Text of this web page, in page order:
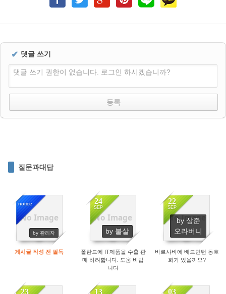
✔ 댓글 쓰기
댓글 쓰기 권한이 없습니다. 로그인 하시겠습니까?
질문과대답
No Image
notice
by 관리자
14224
게시글 작성 전 필독
No Image
24
SEP
by 불살
2839
폴란드에 IT제품을 수출 판
매 하려합니다. 도움 바랍
니다
No Image
22
SEP
by 상준
오라버니
2407
바르샤바에 배드민턴 동호
회가 있을까요?
23 13 03